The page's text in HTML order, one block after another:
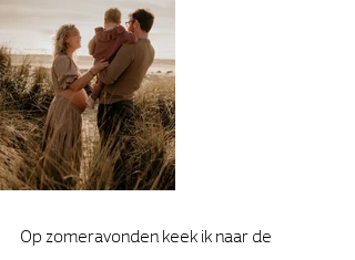
Op zomeravonden keek ik naar de